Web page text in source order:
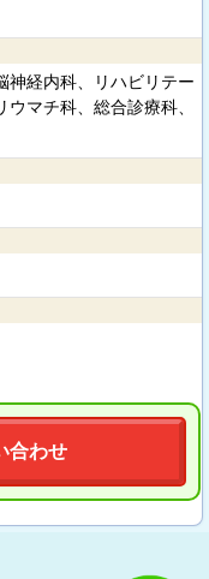
神経内科、リハビリテー
マチ科、総合診療科、
合わせ